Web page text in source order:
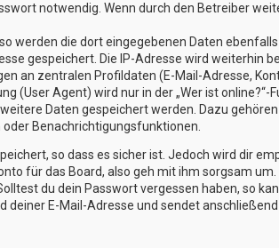
notwendig. Wenn durch den Betreiber
werden die dort eingegebenen Daten
gespeichert. Die IP-Adresse wird weiterhin
an zentralen Profildaten (E-Mail-Adresse,
(User Agent) wird nur in der „Wer ist
Daten gespeichert werden. Dazu
Benachrichtigungsfunktionen.
so dass es sicher ist. Jedoch wird dir
für das Board, also geh mit ihm sorgsam
du dein Passwort vergessen haben, so
E-Mail-Adresse und sendet